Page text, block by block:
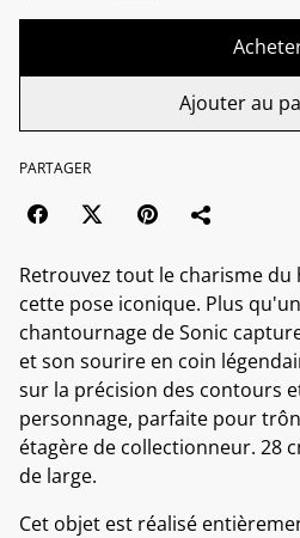
Ajouter au
PARTAGER
Retrouvez tout le charisme du
cette pose iconique. Plus
chantournage de Sonic
et son sourire en coin
sur la précision des contours
personnage, parfaite pour
étagère de collectionneur. 28
de large.
Cet objet est réalisé